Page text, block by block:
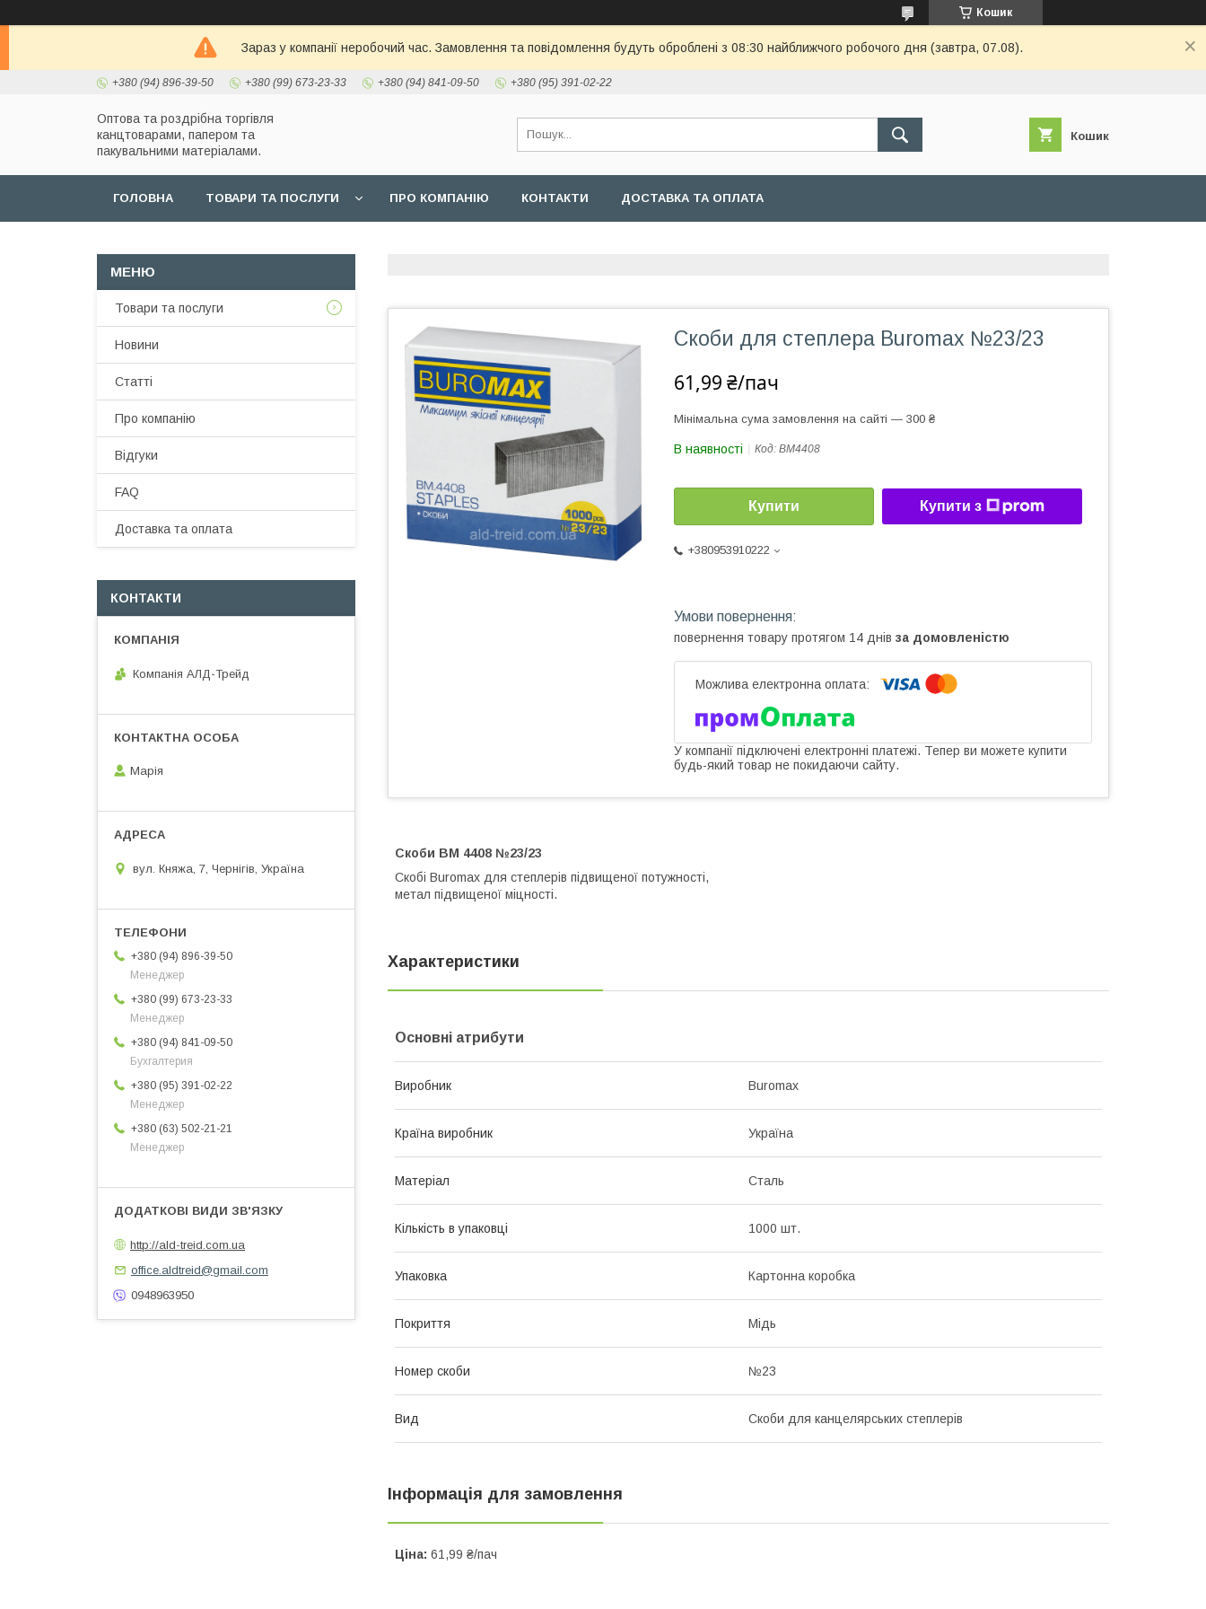
Кошик
Зараз у компанії неробочий час. Замовлення та повідомлення будуть оброблені з 08:30 найближчого робочого дня (завтра, 07.08).
+380 (94) 896-39-50 +380 (99) 673-23-33 +380 (94) 841-09-50 +380 (95) 391-02-22
Оптова та роздрібна торгівля
канцтоварами, папером та
пакувальними матеріалами.
Кошик
ГОЛОВНА ТОВАРИ ТА ПОСЛУГИ ПРО КОМПАНІЮ КОНТАКТИ ДОСТАВКА ТА ОПЛАТА
Скоби для степлера Buromax №23/23
61,99 ₴/пач
Мінімальна сума замовлення на сайті — 300 ₴
В наявності Код: ВМ4408
Купити Купити з
+380953910222
повернення товару протягом 14 днів за домовленістю
У компанії підключені електронні платежі. Тепер ви можете купити
будь-який товар не покидаючи сайту.
Скоби BM 4408 №23/23
Скобі Buromax для степлерів підвищеної потужності,
метал підвищеної міцності.
Характеристики
Основні атрибути
Виробник Buromax
Країна виробник Україна
Матеріал Сталь
Кількість в упаковці 1000 шт.
Упаковка Картонна коробка
Покриття Мідь
Номер скоби №23
Вид Скоби для канцелярських степлерів
Інформація для замовлення
Ціна: 61,99 ₴/пач
Товари та послуги
Новини
Статті
Про компанію
Відгуки
FAQ
Доставка та оплата
КОНТАКТИ
Компанія АЛД-Трейд
Марія
вул. Княжа, 7, Чернігів, Україна
+380 (94) 896-39-50
Менеджер
+380 (99) 673-23-33
Менеджер
+380 (94) 841-09-50
Бухгалтерия
+380 (95) 391-02-22
Менеджер
+380 (63) 502-21-21
Менеджер
http://ald-treid.com.ua
office.aldtreid@gmail.com
0948963950